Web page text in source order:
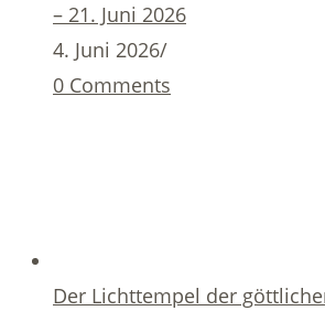
– 21. Juni 2026
4. Juni 2026/
0 Comments
Der Lichttempel der